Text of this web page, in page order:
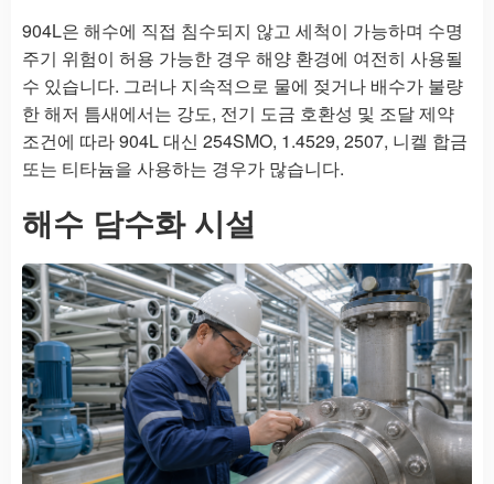
904L은 해수에 직접 침수되지 않고 세척이 가능하며 수명
주기 위험이 허용 가능한 경우 해양 환경에 여전히 사용될
수 있습니다. 그러나 지속적으로 물에 젖거나 배수가 불량
한 해저 틈새에서는 강도, 전기 도금 호환성 및 조달 제약
조건에 따라 904L 대신 254SMO, 1.4529, 2507, 니켈 합금
또는 티타늄을 사용하는 경우가 많습니다.
해수 담수화 시설